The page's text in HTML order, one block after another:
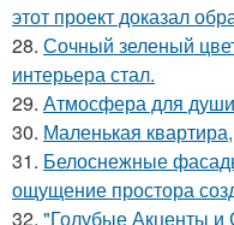
этот проект доказал
28. Сочный зеленый
интерьера стал.
29. Атмосфера для
30. Маленькая
31. Белоснежные
ощущение простора
32. "Голубые Акценты и